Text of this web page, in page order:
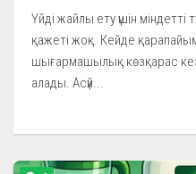
Үйді жайлы ету үшін
қажеті жоқ. Кейде
шығармашылық көзқарас
алады. Асүй...